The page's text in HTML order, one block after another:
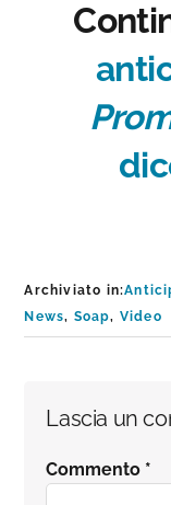
Archiviato in:
News, Soap, Video
del
Lascia un
Commento *